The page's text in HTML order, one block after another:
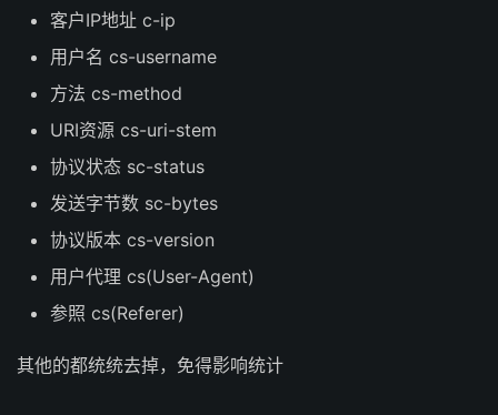
客户IP地址 c-ip
用户名 cs-username
方法 cs-method
URI资源 cs-uri-stem
协议状态 sc-status
发送字节数 sc-bytes
协议版本 cs-version
用户代理 cs(User-Agent)
参照 cs(Referer)
其他的都统统去掉，免得影响统计